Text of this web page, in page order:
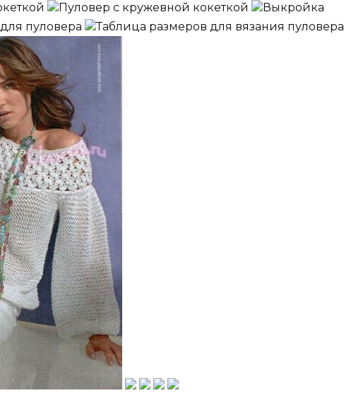
Пуловер с кружевной кокеткой
Выкройка
пуловера Таблица размеров для вязания пуловера